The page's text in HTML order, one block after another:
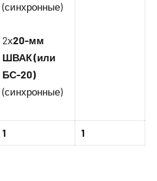
(синхронные)
2х20-мм
ШВАК (или
БС-20)
(синхронные)
1 1